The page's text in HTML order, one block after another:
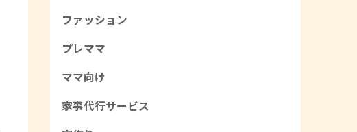
ファッション
プレママ
ママ向け
家事代行サービス